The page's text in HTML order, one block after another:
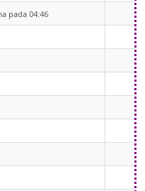
pada 04:46